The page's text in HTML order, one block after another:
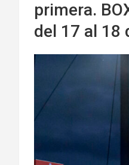
primera.
del 17 al 18